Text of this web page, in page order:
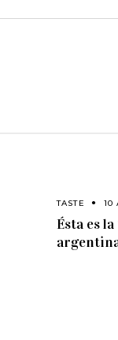
TASTE 10
Ésta es